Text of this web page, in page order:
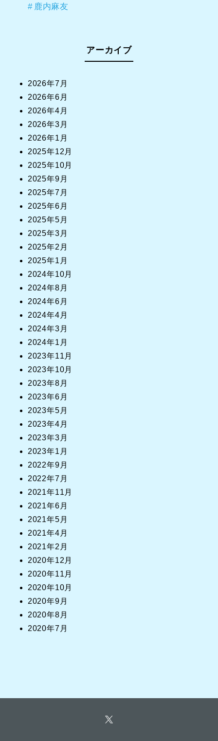
鹿内麻友
アーカイブ
2026年7月
2026年6月
2026年4月
2026年3月
2026年1月
2025年12月
2025年10月
2025年9月
2025年7月
2025年6月
2025年5月
2025年3月
2025年2月
2025年1月
2024年10月
2024年8月
2024年6月
2024年4月
2024年3月
2024年1月
2023年11月
2023年10月
2023年8月
2023年6月
2023年5月
2023年4月
2023年3月
2023年1月
2022年9月
2022年7月
2021年11月
2021年6月
2021年5月
2021年4月
2021年2月
2020年12月
2020年11月
2020年10月
2020年9月
2020年8月
2020年7月